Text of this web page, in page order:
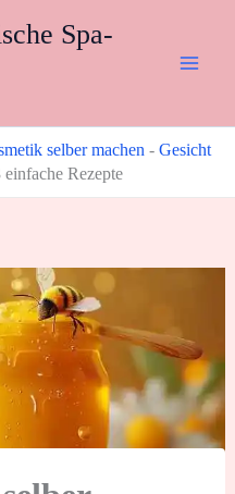
Spa-
selber machen - Gesicht
einfache Rezepte